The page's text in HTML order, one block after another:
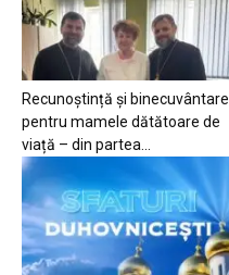
Recunoștință și binecuvântare
pentru mamele dătătoare de
viață – din partea...